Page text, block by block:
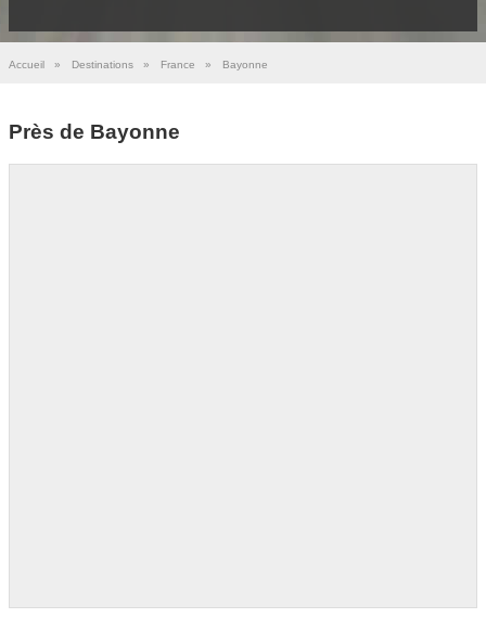
Accueil » Destinations » France » Bayonne
Près de Bayonne